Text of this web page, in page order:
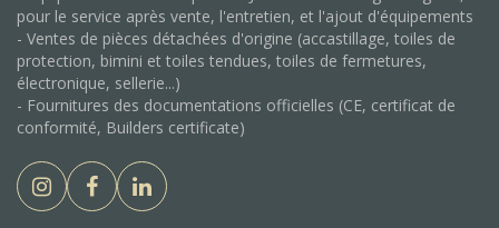
pour le service après vente, l'entretien, et l'ajout d'équipements
- Ventes de pièces détachées d'origine (accastillage, toiles de
protection, bimini et toiles tendues, toiles de fermetures,
électronique, sellerie...)
- Fournitures des documentations officielles (CE, certificat de
conformité, Builders certificate)